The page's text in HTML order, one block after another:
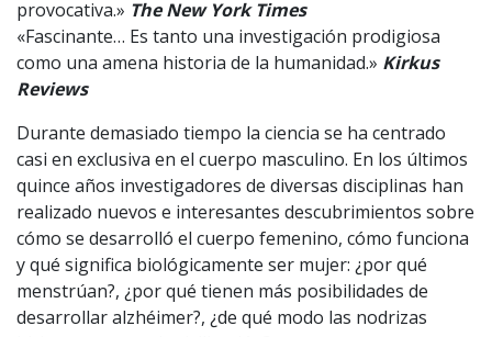
provocativa.» The New York Times
«Fascinante… Es tanto una investigación prodigiosa
como una amena historia de la humanidad.» Kirkus
Reviews
Durante demasiado tiempo la ciencia se ha centrado
casi en exclusiva en el cuerpo masculino. En los últimos
quince años investigadores de diversas disciplinas han
realizado nuevos e interesantes descubrimientos sobre
cómo se desarrolló el cuerpo femenino, cómo funciona
y qué significa biológicamente ser mujer: ¿por qué
menstrúan?, ¿por qué tienen más posibilidades de
desarrollar alzhéimer?, ¿de qué modo las nodrizas